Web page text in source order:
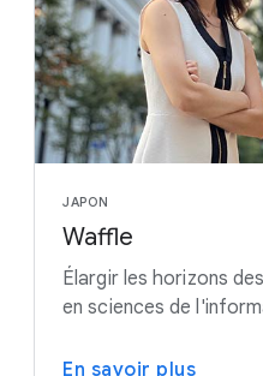
JAPON
Waffle
Élargir les horizons
en sciences de
En savoir plus